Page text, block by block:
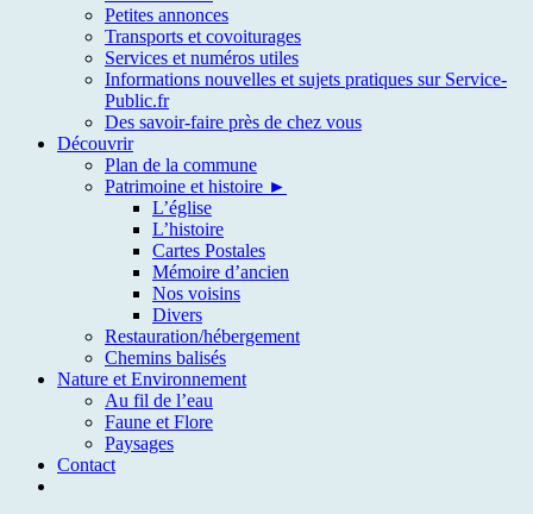
Petites annonces
Transports et covoiturages
Services et numéros utiles
Informations nouvelles et sujets pratiques sur Service-
Public.fr
Des savoir-faire près de chez vous
Découvrir
Plan de la commune
Patrimoine et histoire ►
L’église
L’histoire
Cartes Postales
Mémoire d’ancien
Nos voisins
Divers
Restauration/hébergement
Chemins balisés
Nature et Environnement
Au fil de l’eau
Faune et Flore
Paysages
Contact